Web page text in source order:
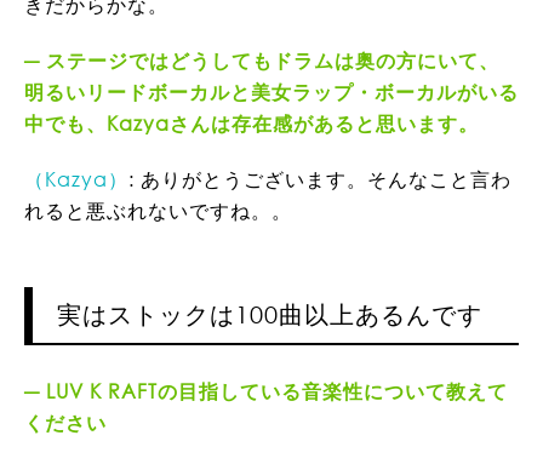
ステージではどうしてもドラムは奥の方にいて、
明るいリードボーカルと美女ラップ・ボーカルがいる
中でも、Kazyaさんは存在感があると思います。
（Kazya） : ありがとうございます。そんなこと言わ
れると悪ぶれないですね。。
実はストックは100曲以上あるんです
LUV K RAFTの目指している音楽性について教えて
ください